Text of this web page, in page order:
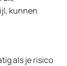
kunnen
als je risico